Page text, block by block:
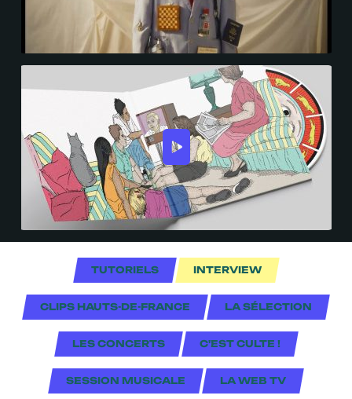
TUTORIELS INTERVIEW
CLIPS HAUTS-DE-FRANCE LA SÉLECTION
LES CONCERTS C'EST CULTE !
SESSION MUSICALE LA WEB TV